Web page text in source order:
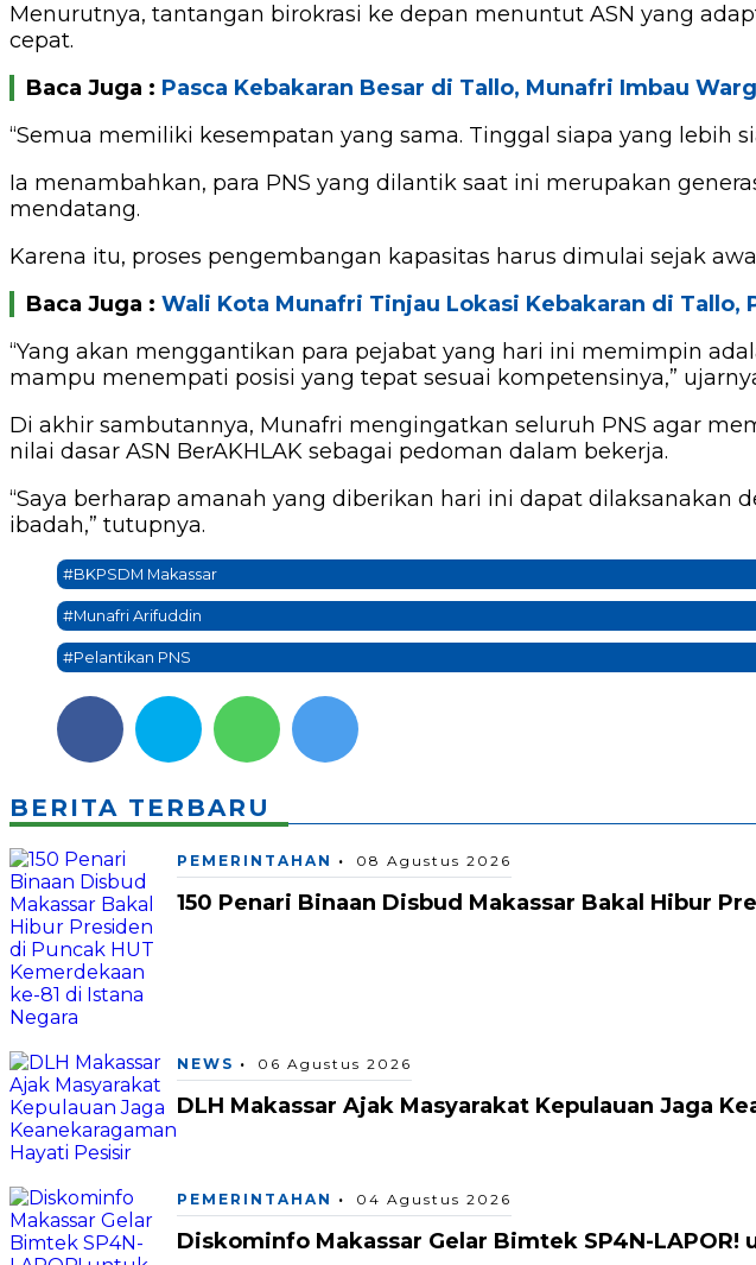
Menurutnya, tantangan birokrasi ke depan menuntut ASN yang
cepat.
Baca Juga : Pasca Kebakaran Besar di Tallo, Munafri Imbau
“Semua memiliki kesempatan yang sama. Tinggal siapa yang lebih
Ia menambahkan, para PNS yang dilantik saat ini merupakan
mendatang.
Karena itu, proses pengembangan kapasitas harus dimulai sejak
Baca Juga : Wali Kota Munafri Tinjau Lokasi Kebakaran di Tallo,
“Yang akan menggantikan para pejabat yang hari ini memimpin
mampu menempati posisi yang tepat sesuai kompetensinya,”
Di akhir sambutannya, Munafri mengingatkan seluruh PNS agar
nilai dasar ASN BerAKHLAK sebagai pedoman dalam bekerja.
“Saya berharap amanah yang diberikan hari ini dapat
ibadah,” tutupnya.
#BKPSDM Makassar
#Munafri Arifuddin
#Pelantikan PNS
BERITA TERBARU
PEMERINTAHAN 08 Agustus 2026
150 Penari Binaan Disbud Makassar Bakal Hibur
NEWS 06 Agustus 2026
DLH Makassar Ajak Masyarakat Kepulauan Jaga
PEMERINTAHAN 04 Agustus 2026
Diskominfo Makassar Gelar Bimtek SP4N-